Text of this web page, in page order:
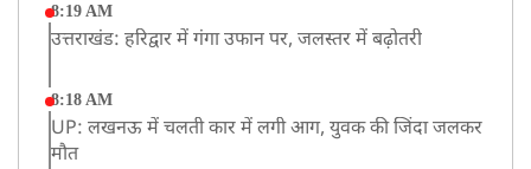
8:19 AM
उत्तराखंड: हरिद्वार में गंगा उफान पर, जलस्तर में बढ़ोतरी
8:18 AM
UP: लखनऊ में चलती कार में लगी आग, युवक की जिंदा जलकर
मौत